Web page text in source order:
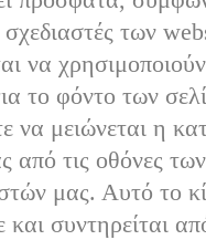
σχεδιαστές των
να
το φόντο των
να μειώνεται η
από τις οθόνες των
μας. Αυτό το
και συντηρείται